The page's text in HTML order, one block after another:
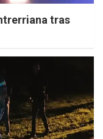
tras